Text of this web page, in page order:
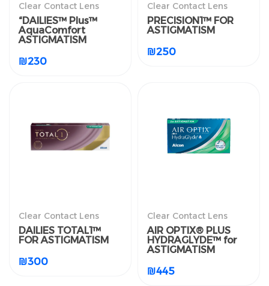
Clear Contact Lens
“DAILIES™ Plus™
AquaComfort
ASTIGMATISM
₪230
Clear Contact Lens
PRECISION1™ FOR
ASTIGMATISM
₪250
Clear Contact Lens
DAILIES TOTAL1™
FOR ASTIGMATISM
₪300
Clear Contact Lens
AIR OPTIX® PLUS
HYDRAGLYDE™ for
ASTIGMATISM
₪445
العدسات اللاصقة الطبية
الشفافة
AquaComfort
ASTIGMATISM
العدسات اللاصقة الطبية
الشفافة
PRECISION1™ FOR
ASTIGMATISM
العدسات اللاصقة الطبية
DAILIES TOTAL1™ FOR
العدسات اللاصقة الطبية
الشفافة
AIR OPTIX® PLUS
HYDRAGLYDE™ for